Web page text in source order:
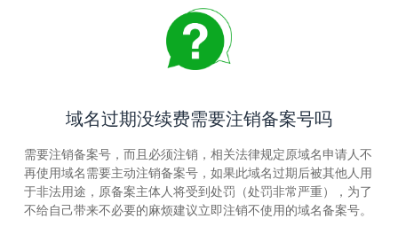
域名过期没续费需要注销备案号吗
需要注销备案号，而且必须注销，相关法律规定原域名申请人不
再使用域名需要主动注销备案号，如果此域名过期后被其他人用
于非法用途，原备案主体人将受到处罚（处罚非常严重），为了
不给自己带来不必要的麻烦建议立即注销不使用的域名备案号。